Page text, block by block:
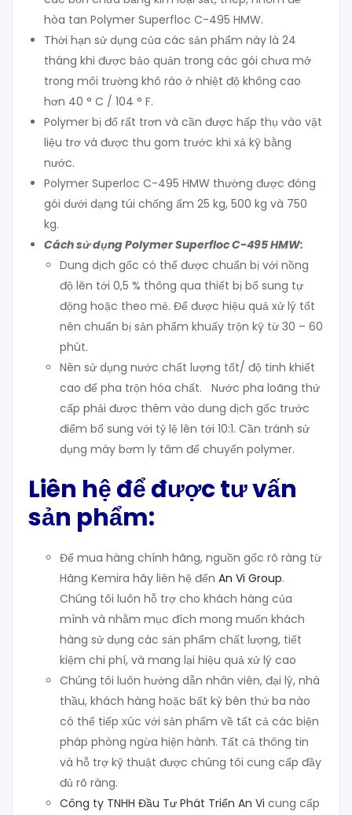
hòa tan Polymer Superfloc C-495 HMW.
Thời hạn sử dụng của các sản phẩm này là 24
tháng khi được bảo quản trong các gói chưa mở
trong môi trường khô ráo ở nhiệt độ không cao
hơn 40 ° C / 104 ° F.
Polymer bị đổ rất trơn và cần được hấp thụ vào vật
liệu trơ và được thu gom trước khi xả kỹ bằng
nước.
Polymer Superloc C-495 HMW thường được đóng
gói dưới dạng túi chống ẩm 25 kg, 500 kg và 750
kg.
Cách sử dụngPolymerSuperfloc C-495 HMW:
Dung dịch gốc có thể được chuẩn bị với nồng
độ lên tới 0,5 % thông qua thiết bị bổ sung tự
động hoặc theo mẻ. Để được hiệu quả xử lý tốt
nên chuẩn bị sản phẩm khuấy trộn kỹ từ 30 – 60
phút.
Nên sử dụng nước chất lượng tốt/ độ tinh khiết
cao để pha trộn hóa chất. Nước pha loãng thứ
cấp phải được thêm vào dung dịch gốc trước
điểm bổ sung với tỷ lệ lên tới 10:1. Cần tránh sử
dụng máy bơm ly tâm để chuyển polymer.
Liên hệ để được tư vấn
sản phẩm:
Để mua hàng chính hãng, nguồn gốc rõ ràng từ
Hãng Kemira hãy liên hệ đến An Vi Group.
Chúng tôi luôn hỗ trợ cho khách hàng của
mình và nhằm mục đích mong muốn khách
hàng sử dụng các sản phẩm chất lượng, tiết
kiệm chi phí, và mang lại hiệu quả xử lý cao
Chúng tôi luôn hướng dẫn nhân viên, đại lý, nhà
thầu, khách hàng hoặc bất kỳ bên thứ ba nào
có thể tiếp xúc với sản phẩm về tất cả các biện
pháp phòng ngừa hiện hành. Tất cả thông tin
và hỗ trợ kỹ thuật được chúng tôi cung cấp đầy
đủ rõ ràng.
Công ty TNHH Đầu Tư Phát Triển An Vi cung cấp